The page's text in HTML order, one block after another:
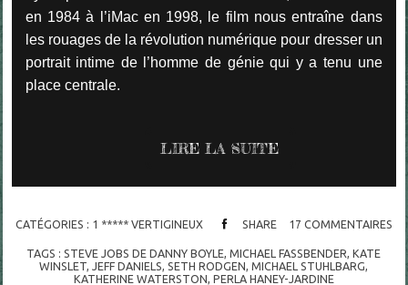
en 1984 à l’iMac en 1998, le film nous entraîne dans
les rouages de la révolution numérique pour dresser un
portrait intime de l’homme de génie qui y a tenu une
place centrale.
LIRE LA SUITE
CATÉGORIES : 1 ***** VERTIGINEUX SHARE 17 COMMENTAIRES
TAGS :STEVE JOBS DE DANNY BOYLE,MICHAEL FASSBENDER,KATE
WINSLET,JEFF DANIELS,SETH RODGEN,MICHAEL STUHLBARG,
KATHERINE WATERSTON, PERLA HANEY-JARDINE